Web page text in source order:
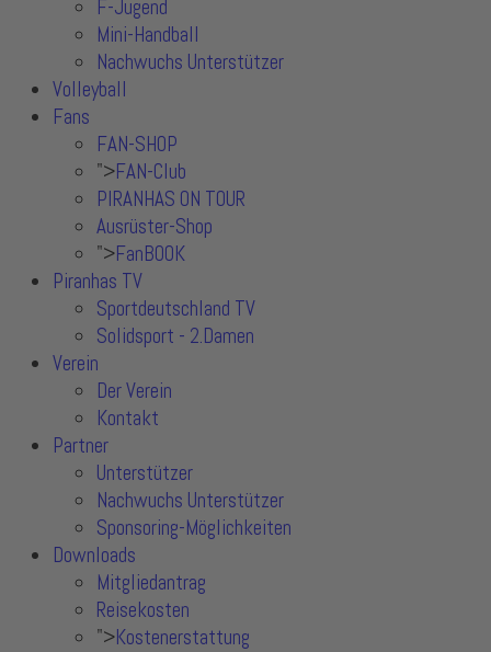
F-Jugend
Mini-Handball
Nachwuchs Unterstützer
Volleyball
Fans
FAN-SHOP
">FAN-Club
PIRANHAS ON TOUR
Ausrüster-Shop
">FanBOOK
Piranhas TV
Sportdeutschland TV
Solidsport - 2.Damen
Verein
Der Verein
Kontakt
Partner
Unterstützer
Nachwuchs Unterstützer
Sponsoring-Möglichkeiten
Downloads
Mitgliedantrag
Reisekosten
">Kostenerstattung